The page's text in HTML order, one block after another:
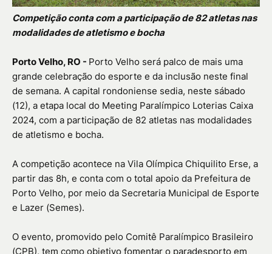
Competição conta com a participação de 82 atletas nas
modalidades de atletismo e bocha
Porto Velho, RO - Porto Velho será palco de mais uma
grande celebração do esporte e da inclusão neste final
de semana. A capital rondoniense sedia, neste sábado
(12), a etapa local do Meeting Paralímpico Loterias Caixa
2024, com a participação de 82 atletas nas modalidades
de atletismo e bocha.
A competição acontece na Vila Olímpica Chiquilito Erse, a
partir das 8h, e conta com o total apoio da Prefeitura de
Porto Velho, por meio da Secretaria Municipal de Esporte
e Lazer (Semes).
O evento, promovido pelo Comitê Paralímpico Brasileiro
(CPB), tem como objetivo fomentar o paradesporto em